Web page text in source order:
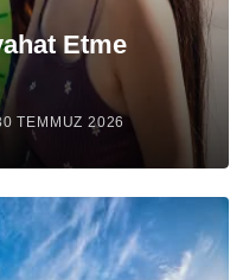
Etme
TEMMUZ 2026